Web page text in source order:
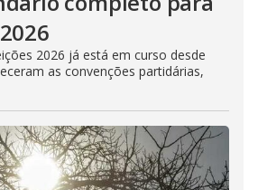
2026 já está em curso desde
as convenções partidárias,